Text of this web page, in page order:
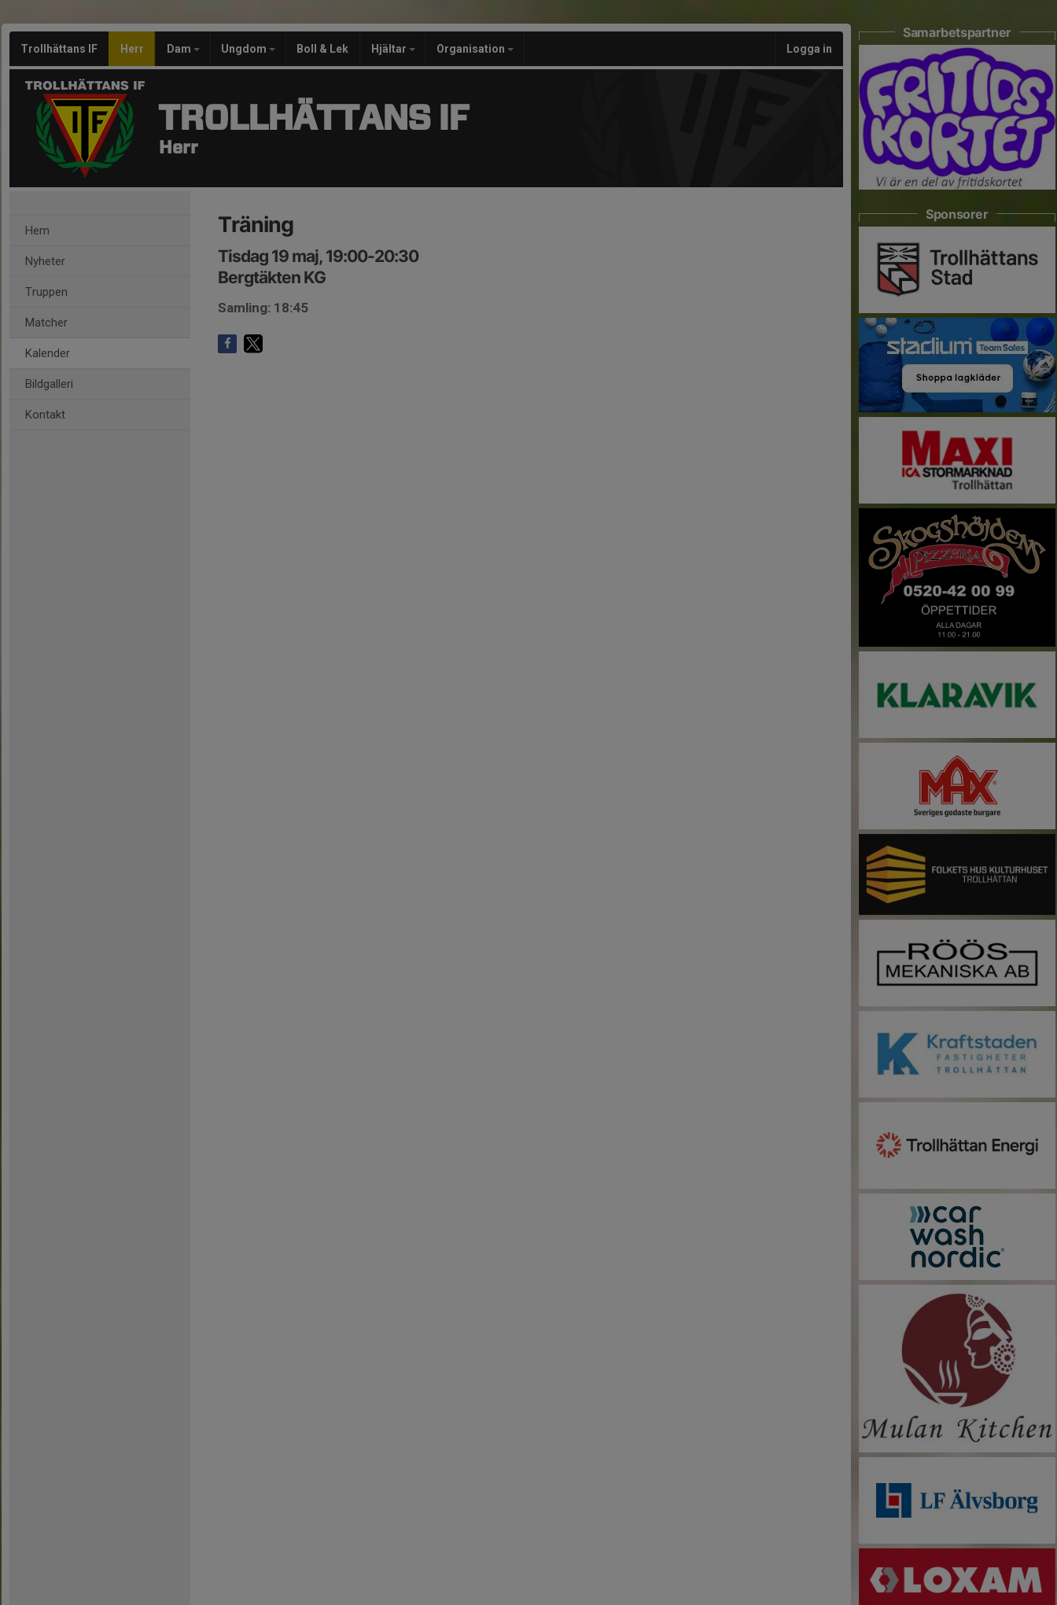
Trollhättans IF Herr Dam Ungdom Boll & Lek Hjältar Organisation Logga in
TROLLHÄTTANS IF
Herr
Hem
Nyheter
Truppen
Matcher
Kalender
Bildgalleri
Kontakt
Träning
Tisdag 19 maj, 19:00-20:30
Bergtäkten KG
Samling: 18:45
Samarbetspartner
Sponsorer